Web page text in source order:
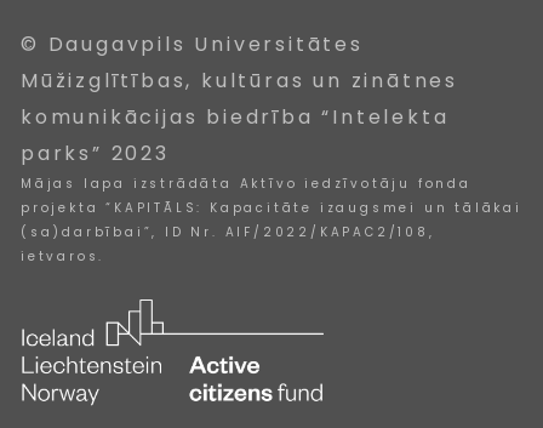
© Daugavpils Universitātes
Mūžizglītības, kultūras un zinātnes
komunikācijas biedrība “Intelekta
parks” 2023
Mājas lapa izstrādāta Aktīvo iedzīvotāju fonda
projekta “KAPITĀLS: Kapacitāte izaugsmei un tālākai
(sa)darbībai”, ID Nr. AIF/2022/KAPAC2/108,
ietvaros.